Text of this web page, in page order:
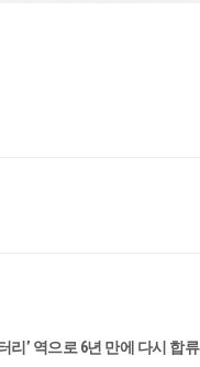
리’ 역으로 6년 만에 다시 합류